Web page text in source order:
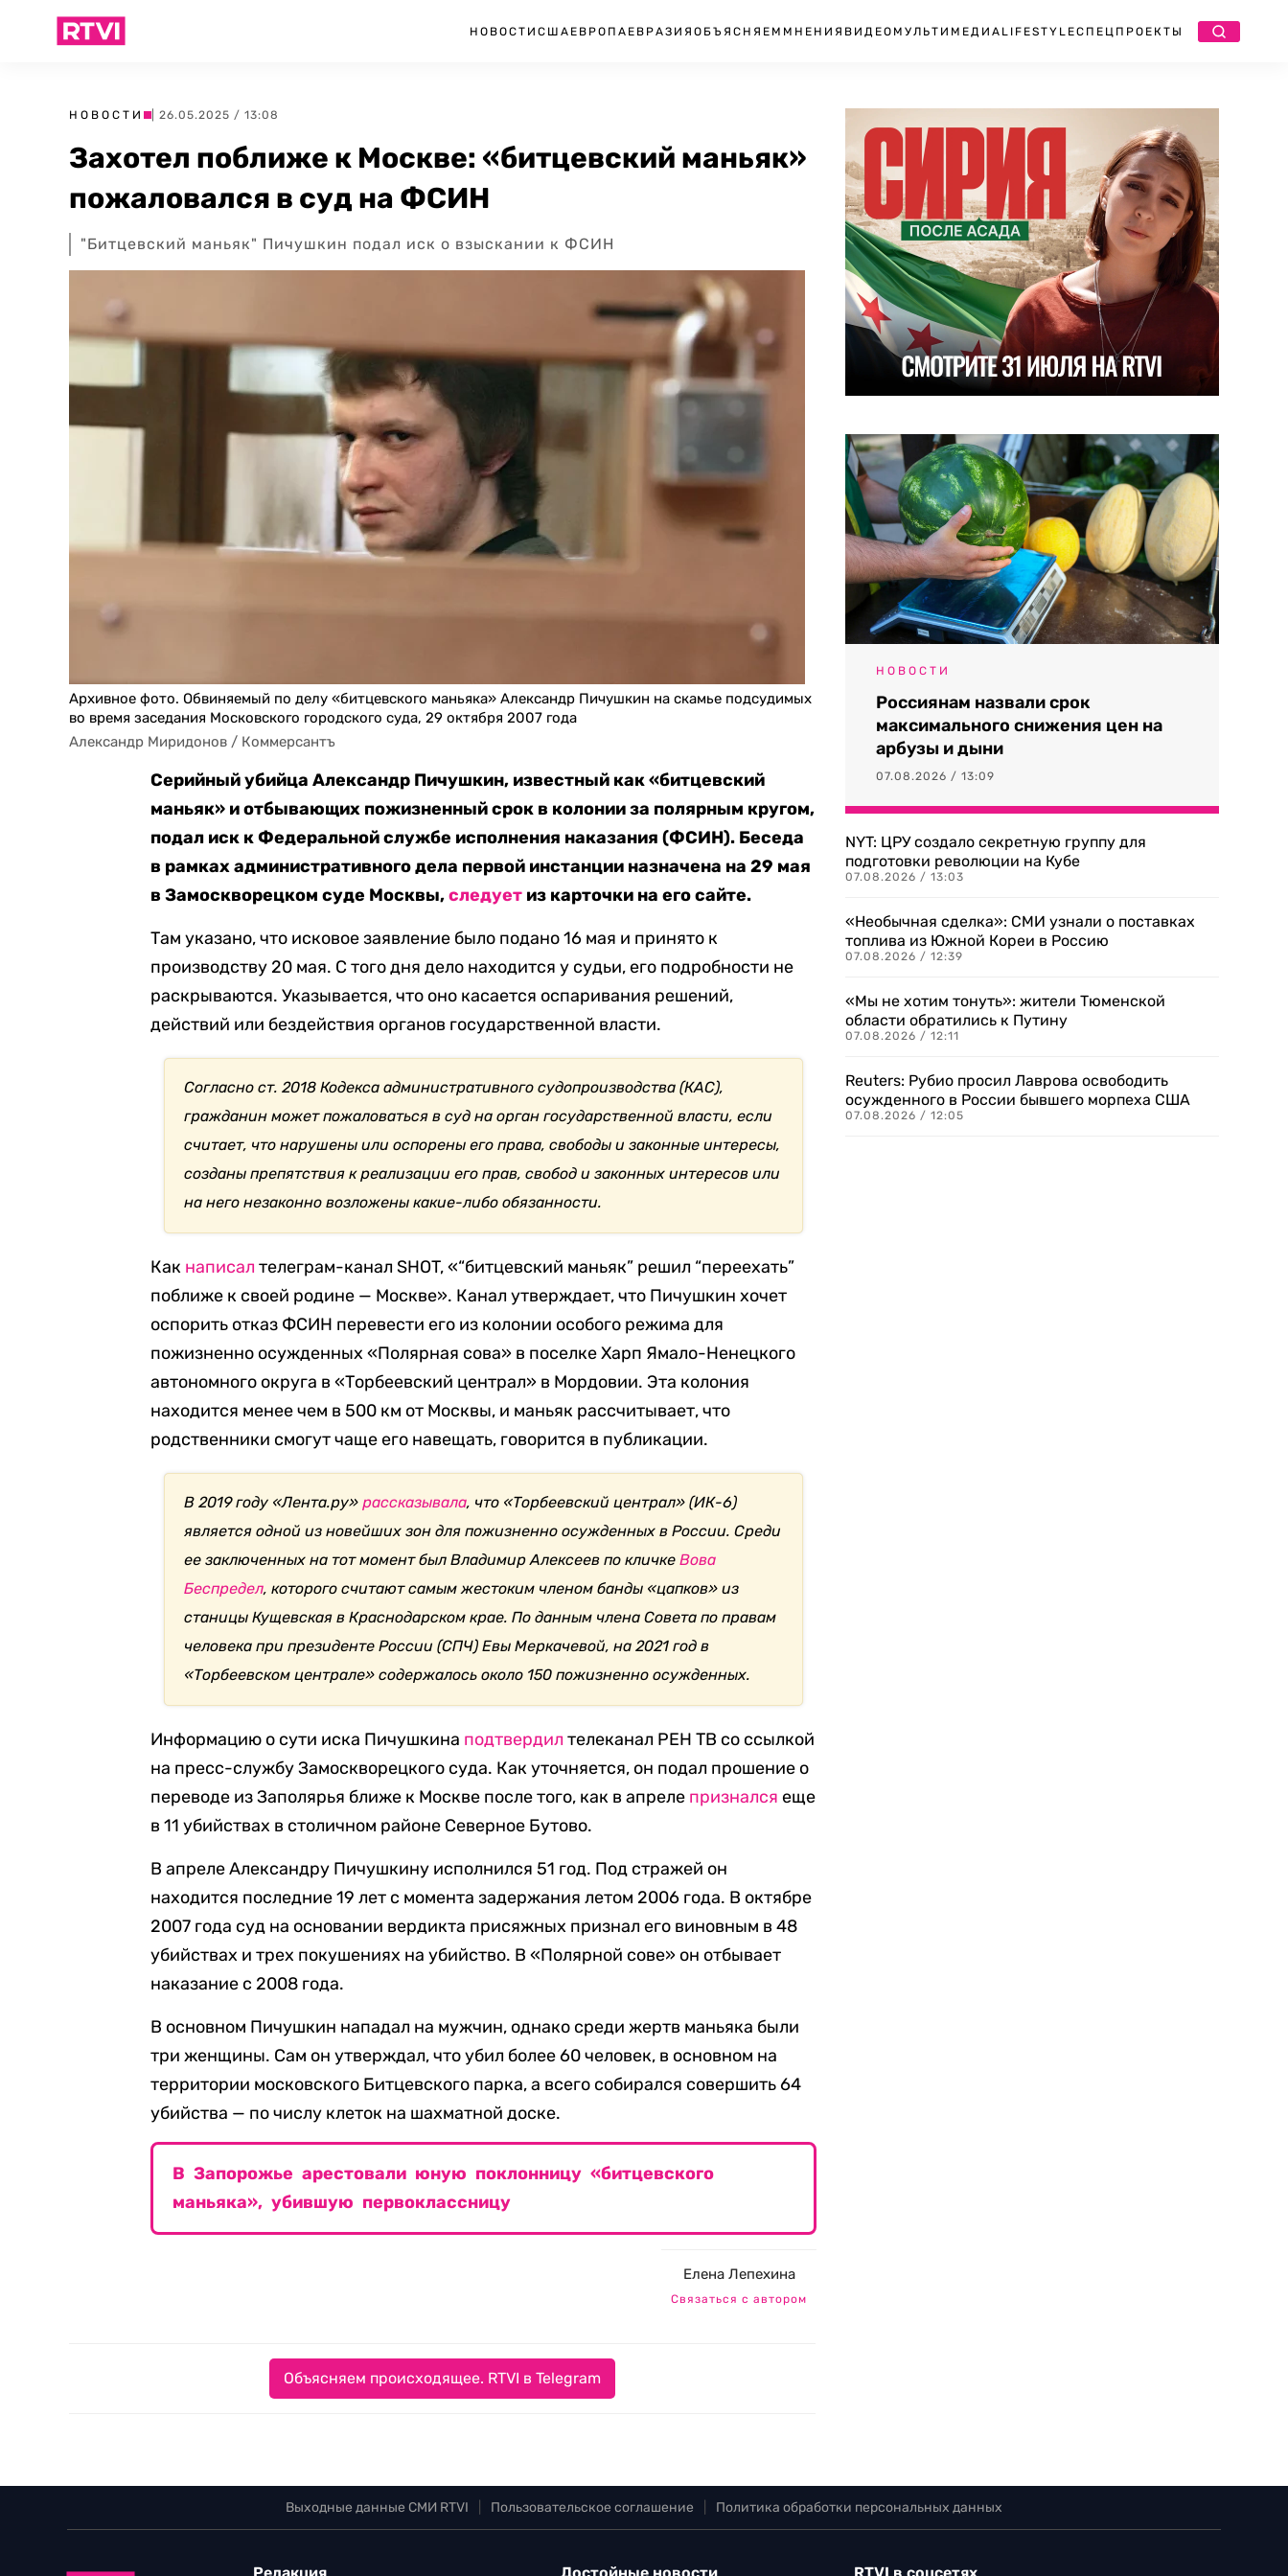
НОВОСТИ США ЕВРОПА ЕВРАЗИЯ ОБЪЯСНЯЕМ МНЕНИЯ ВИДЕО МУЛЬТИМЕДИА LIFESTYLEСПЕЦПРОЕКТЫ
НОВОСТИ | 26.05.2025 / 13:08
Захотел поближе к Москве: «битцевский маньяк»
пожаловался в суд на ФСИН
"Битцевский маньяк" Пичушкин подал иск о взыскании к ФСИН
Архивное фото. Обвиняемый по делу «битцевского маньяка» Александр Пичушкин на скамье подсудимых
во время заседания Московского городского суда, 29 октября 2007 года
Александр Миридонов / Коммерсантъ
Серийный убийца Александр Пичушкин, известный как «битцевский
маньяк» и отбывающих пожизненный срок в колонии за полярным кругом,
подал иск к Федеральной службе исполнения наказания (ФСИН). Беседа
в рамках административного дела первой инстанции назначена на 29 мая
в Замоскворецком суде Москвы,следует из карточки на его сайте.
Там указано, что исковое заявление было подано 16 мая и принято к
производству 20 мая. С того дня дело находится у судьи, его подробности не
раскрываются. Указывается, что оно касается оспаривания решений,
действий или бездействия органов государственной власти.
Согласно ст. 2018 Кодекса административного судопроизводства (КАС),
гражданин может пожаловаться в суд на орган государственной власти, если
считает, что нарушены или оспорены его права, свободы и законные интересы,
созданы препятствия к реализации его прав, свобод и законных интересов или
на него незаконно возложены какие-либо обязанности.
Как написал телеграм-канал SHOT, «“битцевский маньяк” решил “переехать”
поближе к своей родине — Москве». Канал утверждает, что Пичушкин хочет
оспорить отказ ФСИН перевести его из колонии особого режима для
пожизненно осужденных «Полярная сова» в поселке Харп Ямало-Ненецкого
автономного округа в «Торбеевский централ» в Мордовии. Эта колония
находится менее чем в 500 км от Москвы, и маньяк рассчитывает, что
родственники смогут чаще его навещать, говорится в публикации.
В 2019 году «Лента.ру»рассказывала, что «Торбеевский централ» (ИК-6)
является одной из новейших зон для пожизненно осужденных в России. Среди
ее заключенных на тот момент был Владимир Алексеев по кличкеВова
Беспредел, которого считают самым жестоким членом банды «цапков» из
станицы Кущевская в Краснодарском крае. По данным члена Совета по правам
человека при президенте России (СПЧ) Евы Меркачевой, на 2021 год в
«Торбеевском централе» содержалось около 150 пожизненно осужденных.
Информацию о сути иска Пичушкина подтвердил телеканал РЕН ТВ со ссылкой
на пресс-службу Замоскворецкого суда. Как уточняется, он подал прошение о
переводе из Заполярья ближе к Москве после того, как в апреле признался еще
в 11 убийствах в столичном районе Северное Бутово.
В апреле Александру Пичушкину исполнился 51 год. Под стражей он
находится последние 19 лет с момента задержания летом 2006 года. В октябре
2007 года суд на основании вердикта присяжных признал его виновным в 48
убийствах и трех покушениях на убийство. В «Полярной сове» он отбывает
наказание с 2008 года.
В основном Пичушкин нападал на мужчин, однако среди жертв маньяка были
три женщины. Сам он утверждал, что убил более 60 человек, в основном на
территории московского Битцевского парка, а всего собирался совершить 64
убийства — по числу клеток на шахматной доске.
В Запорожье арестовали юную поклонницу «битцевского
маньяка», убившую первоклассницу
Елена Лепехина
Связаться с автором
Объясняем происходящее. RTVI в Telegram
НОВОСТИ
Россиянам назвали срок
максимального снижения цен на
арбузы и дыни
07.08.2026 / 13:09
NYT: ЦРУ создало секретную группу для
подготовки революции на Кубе
07.08.2026 / 13:03
«Необычная сделка»: СМИ узнали о поставках
топлива из Южной Кореи в Россию
07.08.2026 / 12:39
«Мы не хотим тонуть»: жители Тюменской
области обратились к Путину
07.08.2026 / 12:11
Reuters: Рубио просил Лаврова освободить
осужденного в России бывшего морпеха США
07.08.2026 / 12:05
Выходные данные СМИ RTVI Пользовательское соглашение Политика обработки персональных данных